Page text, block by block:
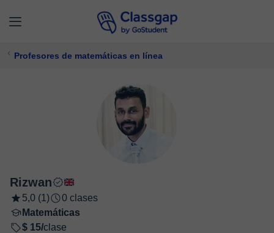
Profesores de matemáticas en línea
Rizwan
5,0 (1)
0 clases
Matemáticas
$ 15/clase